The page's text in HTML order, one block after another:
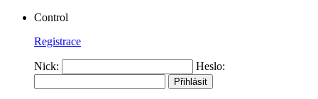
Control
Registrace
Nick: Heslo: